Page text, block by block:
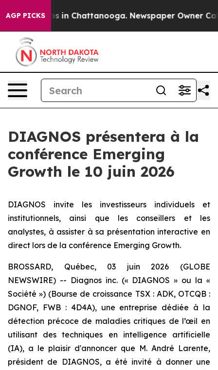
AGP PICKS
Chaos in Chattanooga. Newspaper Owner Calls
DIAGNOS présentera à la
conférence Emerging
Growth le 10 juin 2026
DIAGNOS invite les investisseurs individuels et
institutionnels, ainsi que les conseillers et les
analystes, à assister à sa présentation interactive en
direct lors de la conférence Emerging Growth.
BROSSARD, Québec, 03 juin 2026 (GLOBE
NEWSWIRE) -- Diagnos inc. (« DIAGNOS » ou la «
Société ») (Bourse de croissance TSX : ADK, OTCQB :
DGNOF, FWB : 4D4A), une entreprise dédiée à la
détection précoce de maladies critiques de l’œil en
utilisant des techniques en intelligence artificielle
(IA), a le plaisir d'annoncer que M. André Larente,
président de DIAGNOS, a été invité à donner une